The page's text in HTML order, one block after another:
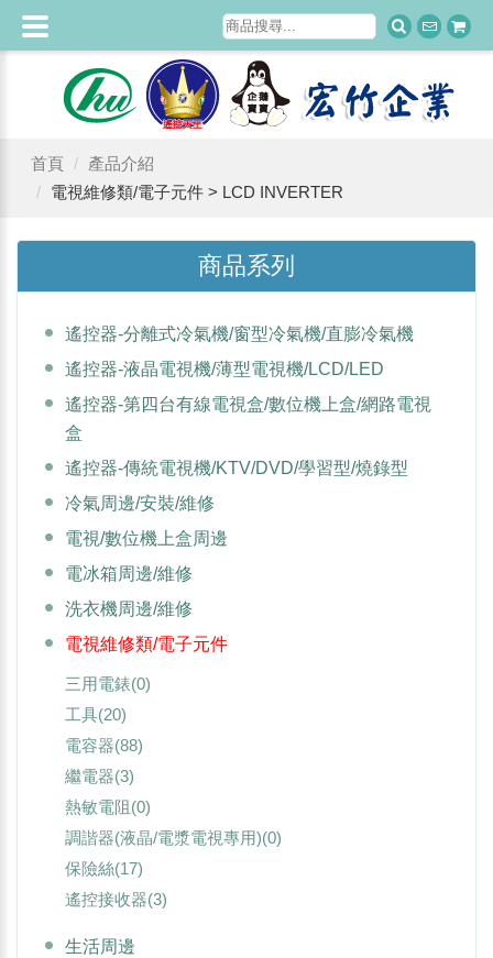
首頁
產品介紹
電視維修類/電子元件 > LCD INVERTER
商品系列
遙控器-分離式冷氣機/窗型冷氣機/直膨冷氣機
遙控器-液晶電視機/薄型電視機/LCD/LED
遙控器-第四台有線電視盒/數位機上盒/網路電視
盒
遙控器-傳統電視機/KTV/DVD/學習型/燒錄型
冷氣周邊/安裝/維修
電視/數位機上盒周邊
電冰箱周邊/維修
洗衣機周邊/維修
電視維修類/電子元件
三用電錶(0)
工具(20)
電容器(88)
繼電器(3)
熱敏電阻(0)
調諧器(液晶/電漿電視專用)(0)
保險絲(17)
遙控接收器(3)
生活周邊